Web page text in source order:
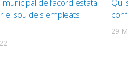
municipal de l’acord estatal
el sou dels empleats
Qui
29